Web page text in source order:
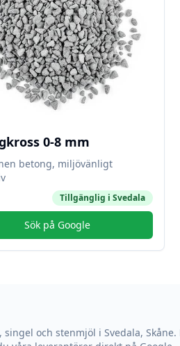
0-8 mm
betong, miljövänligt
Tillgänglig i Svedala
Sök på Google
singel och stenmjöl i Svedala, Skåne.